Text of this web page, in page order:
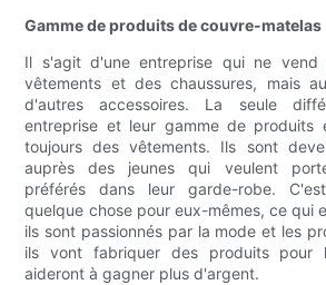
Gamme de produits de couvre-matelas
Il s'agit d'une entreprise qui ne vend
vêtements et des chaussures, mais
d'autres accessoires. La seule
entreprise et leur gamme de produits
toujours des vêtements. Ils sont
auprès des jeunes qui veulent
préférés dans leur garde-robe.
quelque chose pour eux-mêmes, ce qui
ils sont passionnés par la mode et les
ils vont fabriquer des produits pour
aideront à gagner plus d'argent.